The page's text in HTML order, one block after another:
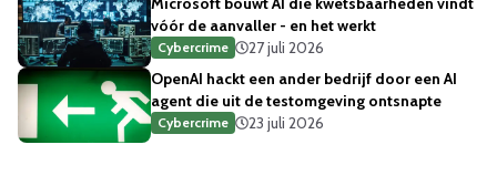
vóór de aanvaller - en het werkt
Cybercrime
27 juli 2026
OpenAI hackt een ander bedrijf door een AI
agent die uit de testomgeving ontsnapte
Cybercrime 23 juli 2026